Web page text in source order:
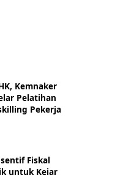
Kemnaker
Pelatihan
Pekerja
Fiskal
untuk Kejar